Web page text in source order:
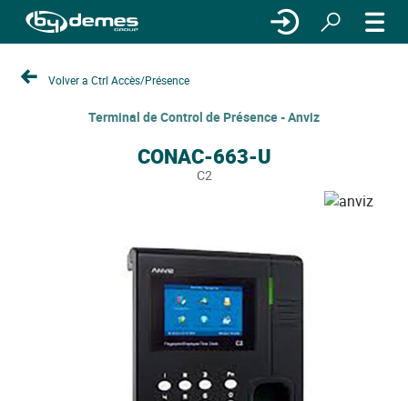
Volver a Ctrl Accès/Présence
Terminal de Control de Présence - Anviz
CONAC-663-U
C2